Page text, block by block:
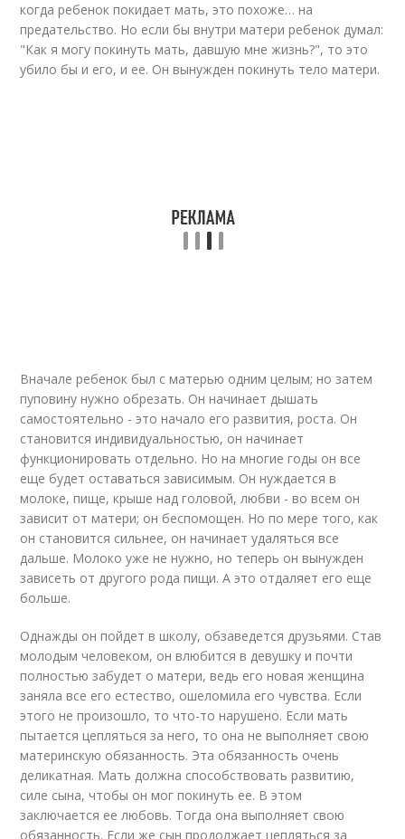
когда ребенок покидает мать, это похоже… на
предательство. Но если бы внутри матери ребенок думал:
"Как я могу покинуть мать, давшую мне жизнь?", то это
убило бы и его, и ее. Он вынужден покинуть тело матери.
Вначале ребенок был с матерью одним целым; но затем
пуповину нужно обрезать. Он начинает дышать
самостоятельно - это начало его развития, роста. Он
становится индивидуальностью, он начинает
функционировать отдельно. Но на многие годы он все
еще будет оставаться зависимым. Он нуждается в
молоке, пище, крыше над головой, любви - во всем он
зависит от матери; он беспомощен. Но по мере того, как
он становится сильнее, он начинает удаляться все
дальше. Молоко уже не нужно, но теперь он вынужден
зависеть от другого рода пищи. А это отдаляет его еще
больше.
Однажды он пойдет в школу, обзаведется друзьями. Став
молодым человеком, он влюбится в девушку и почти
полностью забудет о матери, ведь его новая женщина
заняла все его естество, ошеломила его чувства. Если
этого не произошло, то что-то нарушено. Если мать
пытается цепляться за него, то она не выполняет свою
материнскую обязанность. Эта обязанность очень
деликатная. Мать должна способствовать развитию,
силе сына, чтобы он мог покинуть ее. В этом
заключается ее любовь. Тогда она выполняет свою
обязанность. Если же сын продолжает цепляться за